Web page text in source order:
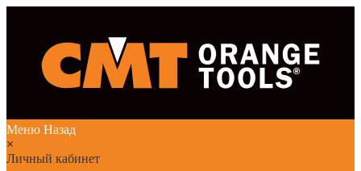
Меню Назад
×
Личный кабинет